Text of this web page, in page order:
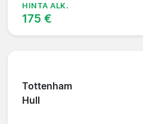
HINTA ALK.
175 €
Tottenham
Hull